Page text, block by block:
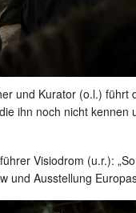
und Kurator (o.l.) führt
ihn noch nicht
Visiodrom (u.r.):
und Ausstellung